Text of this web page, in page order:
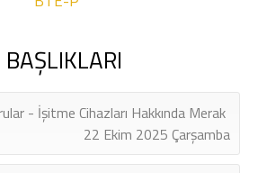
BAŞLIKLARI
- İşitme Cihazları Hakkında Merak
22 Ekim 2025 Çarşamba